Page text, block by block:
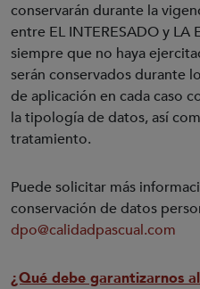
conservarán durante la
entre EL INTERESADO y
siempre que no haya
serán conservados durante
de aplicación en cada caso
la tipología de datos, así
tratamiento.
Puede solicitar más
conservación de datos
dpo@calidadpascual.com
¿Qué debe garantizarnos